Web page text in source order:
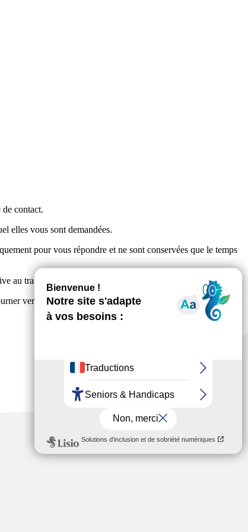
contact.
elles vous sont demandées.
pour vous répondre et ne sont conservées que le temps
traitement par le présent site de vos données personnelles.
vers la CNIL, par exemple en cliquant